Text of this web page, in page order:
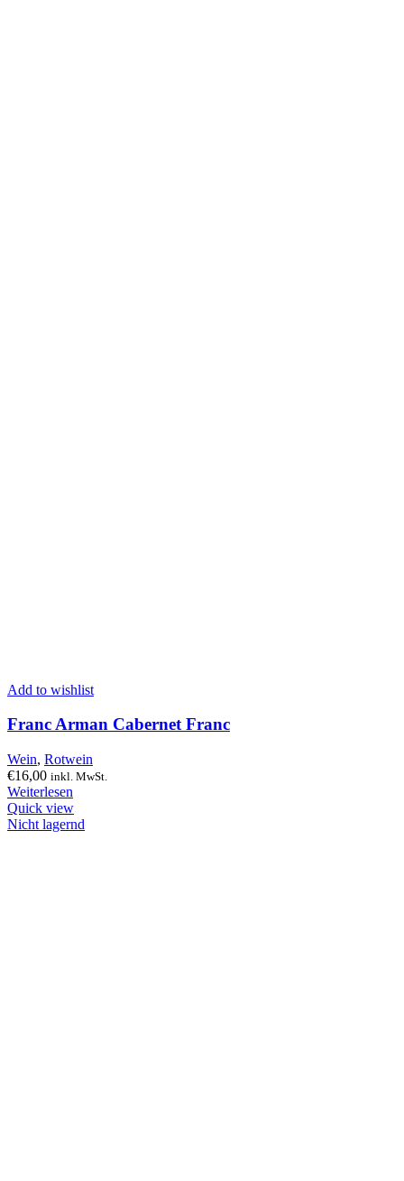
Add to wishlist
Franc Arman Cabernet Franc
Wein, Rotwein
€16,00 inkl. MwSt.
Weiterlesen
Quick view
Nicht lagernd